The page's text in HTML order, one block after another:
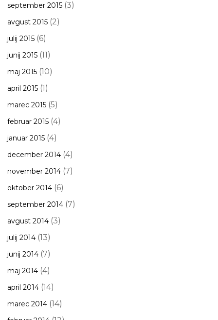
september 2015 (3)
avgust 2015 (2)
julij 2015 (6)
junij 2015 (11)
maj 2015 (10)
april 2015 (1)
marec 2015 (5)
februar 2015 (4)
januar 2015 (4)
december 2014 (4)
november 2014 (7)
oktober 2014 (6)
september 2014 (7)
avgust 2014 (3)
julij 2014 (13)
junij 2014 (7)
maj 2014 (4)
april 2014 (14)
marec 2014 (14)